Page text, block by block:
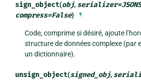
sign_object(obj, serializer=
compress=False) ¶
Code, comprime si désiré, ajoute
structure de données complexe (par
un dictionnaire).
unsign_object(signed_obj,